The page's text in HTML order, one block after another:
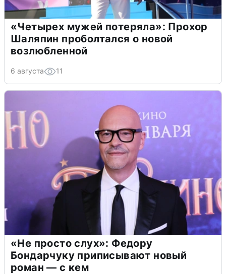
«Четырех мужей потеряла»: Прохор
Шаляпин проболтался о новой
возлюбленной
6 августа 11
«Не просто слух»: Федору
Бондарчуку приписывают новый
роман — с кем